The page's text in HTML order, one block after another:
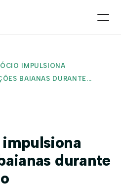
IMPULSIONA
BAIANAS DURANTE...
durante